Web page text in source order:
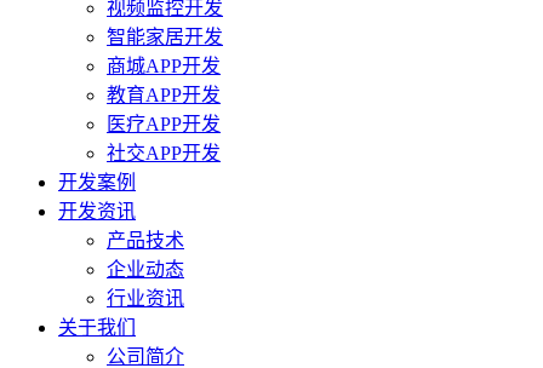
视频监控开发
智能家居开发
商城APP开发
教育APP开发
医疗APP开发
社交APP开发
开发案例
开发资讯
产品技术
企业动态
行业资讯
关于我们
公司简介